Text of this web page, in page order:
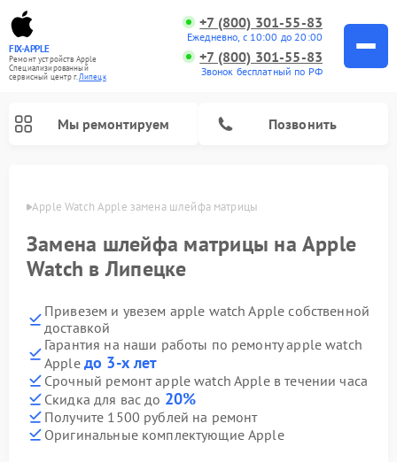
FIX-APPLE
Ремонт устройств Apple
Специализированный
cервисный центр г.Липецк
+7 (800) 301-55-83
Ежедневно, с 10:00 до 20:00
+7 (800) 301-55-83
Звонок бесплатный по РФ
Мы ремонтируем Позвонить
Apple Watch Apple замена шлейфа матрицы
Замена шлейфа матрицы на Apple
Watch в Липецке
Привезем и увезем apple watch Apple собственной
доставкой
Гарантия на наши работы по ремонту apple watch
Apple до 3-х лет
Срочный ремонт apple watch Apple в течении часа
Скидка для вас до 20%
Получите 1500 рублей на ремонт
Оригинальные комплектующие Apple